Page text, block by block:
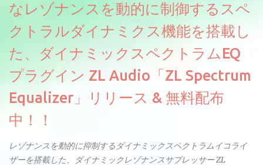
なレゾナンスを動的に制御するスペ
クトラルダイナミクス機能を搭載し
た、ダイナミックスペクトラムEQ
プラグイン ZL Audio「ZL Spectrum
Equalizer」リリース & 無料配布
中！！
レゾナンスを動的に抑制するダイナミックスペクトラムイコライ
ザーを搭載した、ダイナミックレゾナンスサプレッサー ZL